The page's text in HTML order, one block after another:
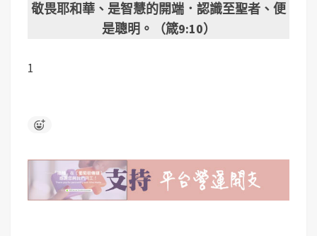
敬畏耶和華、是智慧的開端．認識至聖者、便
是聰明。（箴9:10）
1